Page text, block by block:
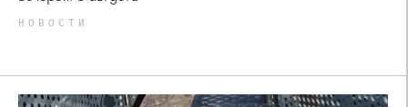
НОВОСТИ